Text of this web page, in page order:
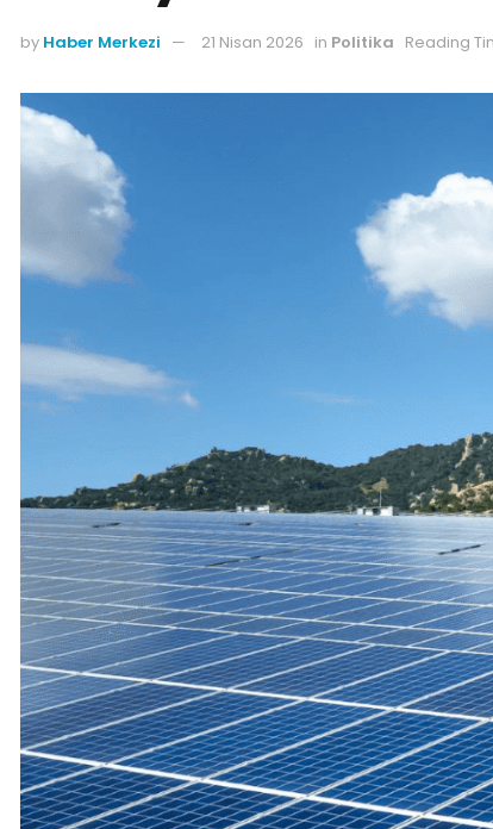
by Haber Merkezi 21 Nisan 2026 in Politika Reading